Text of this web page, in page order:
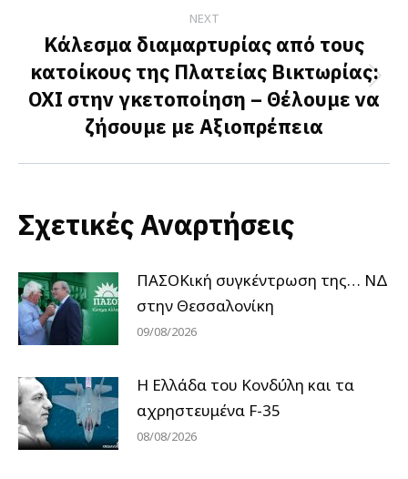
NEXT
Next
post:
Κάλεσμα διαμαρτυρίας από τους
κατοίκους της Πλατείας Βικτωρίας:
ΟΧΙ στην γκετοποίηση – Θέλουμε να
ζήσουμε με Αξιοπρέπεια
Σχετικές Αναρτήσεις
ΠΑΣΟΚική συγκέντρωση της… ΝΔ
στην Θεσσαλονίκη
09/08/2026
Η Ελλάδα του Κονδύλη και τα
αχρηστευμένα F-35
08/08/2026